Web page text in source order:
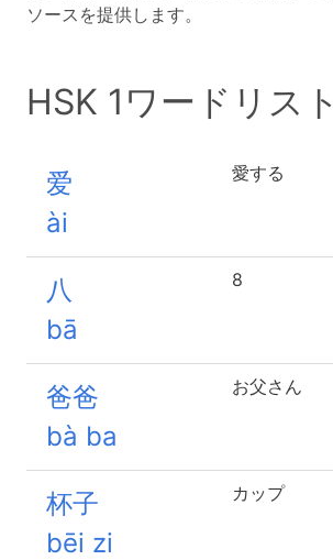
ソースを提供します。
HSK 1ワードリスト
爱
ài
愛する
八
bā
8
爸爸
bà ba
お父さん
杯子
bēi zi
カップ